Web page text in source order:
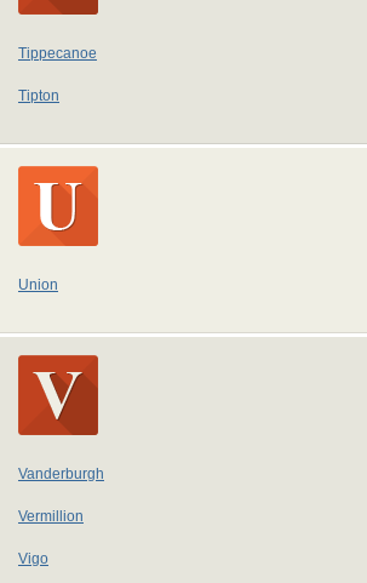
Tippecanoe
Tipton
Union
Vanderburgh
Vermillion
Vigo